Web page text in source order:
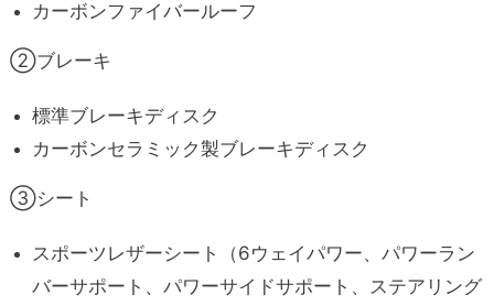
カーボンファイバールーフ
②ブレーキ
標準ブレーキディスク
カーボンセラミック製ブレーキディスク
③シート
スポーツレザーシート（6ウェイパワー、パワーラン
バーサポート、パワーサイドサポート、ステアリング